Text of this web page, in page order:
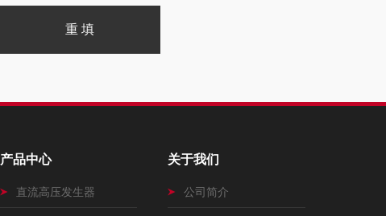
产品中心
直流高压发生器
关于我们
公司简介